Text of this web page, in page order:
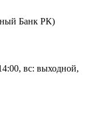
Банк РК)
вс: выходной,